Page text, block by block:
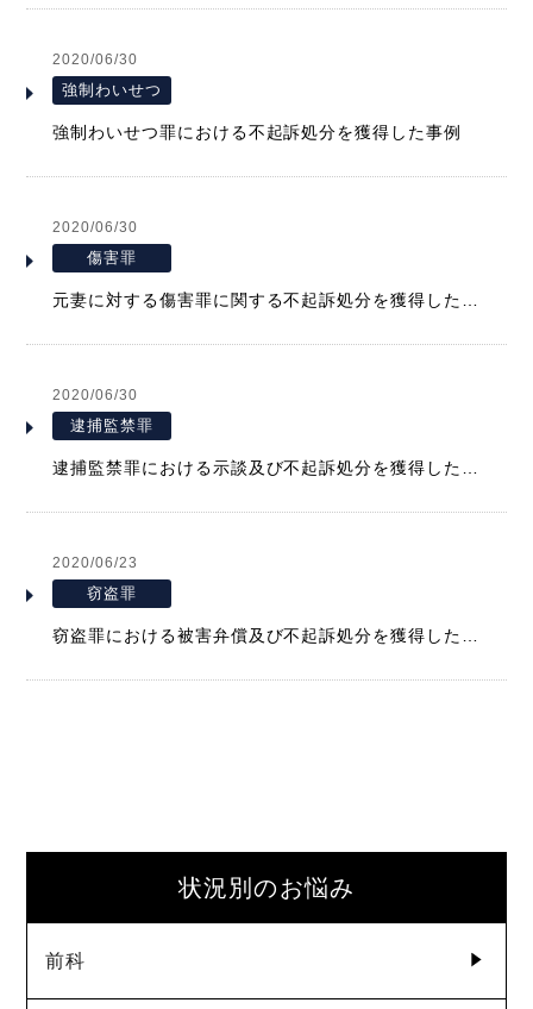
2020/06/30
強制わいせつ
強制わいせつ罪における不起訴処分を獲得した事例
2020/06/30
傷害罪
2020/06/30
逮捕監禁罪
2020/06/23
窃盗罪
状況別のお悩み
前科